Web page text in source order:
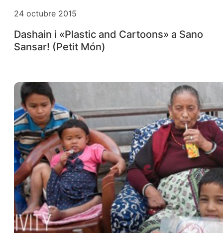
24 octubre 2015
Dashain i «Plastic and Cartoons» a Sano
Sansar! (Petit Món)